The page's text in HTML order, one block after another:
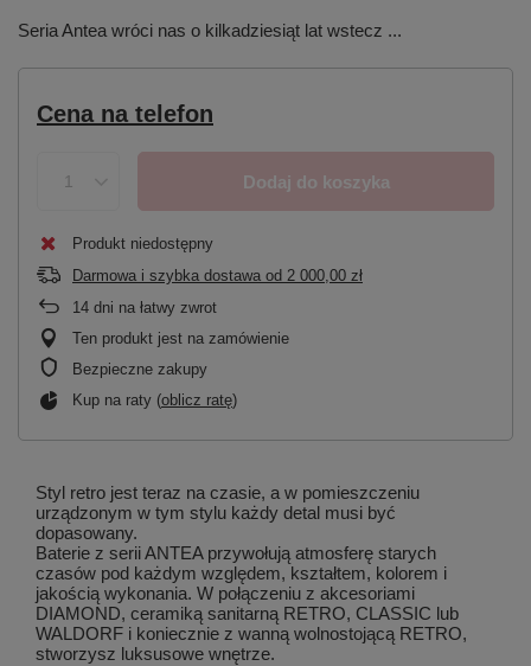
Seria Antea wróci nas o kilkadziesiąt lat wstecz ...
Cena na telefon
Dodaj do koszyka
Produkt niedostępny
Darmowa i szybka dostawa od 2 000,00 zł
14 dni na łatwy zwrot
Ten produkt jest na zamówienie
Bezpieczne zakupy
Kup na raty (oblicz ratę)
Styl retro jest teraz na czasie, a w pomieszczeniu
urządzonym w tym stylu każdy detal musi być
dopasowany.
Baterie z serii ANTEA przywołują atmosferę starych
czasów pod każdym względem, kształtem, kolorem i
jakością wykonania. W połączeniu z akcesoriami
DIAMOND, ceramiką sanitarną RETRO, CLASSIC lub
WALDORF i koniecznie z wanną wolnostojącą RETRO,
stworzysz luksusowe wnętrze.